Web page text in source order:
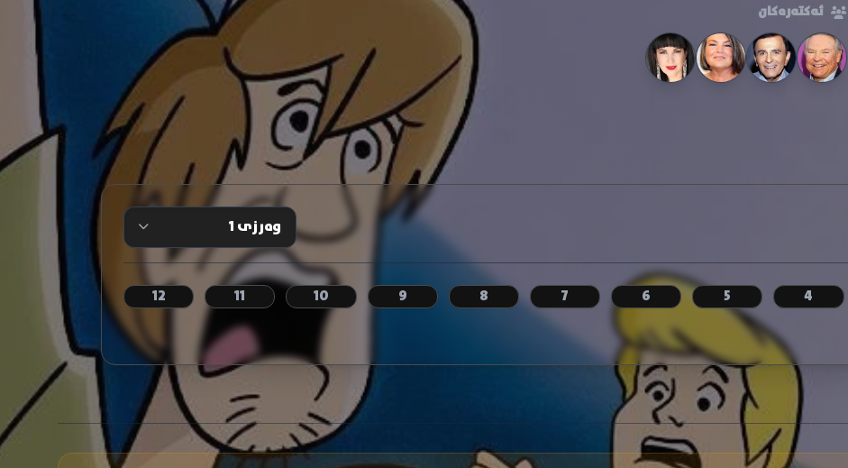
ئەکتەرەکان
4
5
6
7
8
9
10
11
12